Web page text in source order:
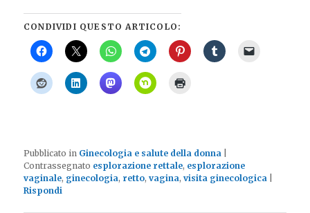
CONDIVIDI QUESTO ARTICOLO:
Pubblicato in Ginecologia e salute della donna
Contrassegnato esplorazione rettale, esplorazione
vaginale, ginecologia, retto,vagina,visita ginecologica
Rispondi